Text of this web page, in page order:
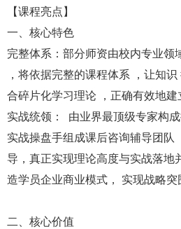
【课程亮点】
一、核心特色
完整体系：部分师资由校内专业领
，将依据完整的课程体系 ，让知
合碎片化学习理论 ，正确有效地建
实战统领： 由业界最顶级专家构
实战操盘手组成课后咨询辅导团
导，真正实现理论高度与实战落地
造学员企业商业模式， 实现战略突
二、核心价值